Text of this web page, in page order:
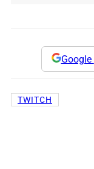
Google
TWITCH